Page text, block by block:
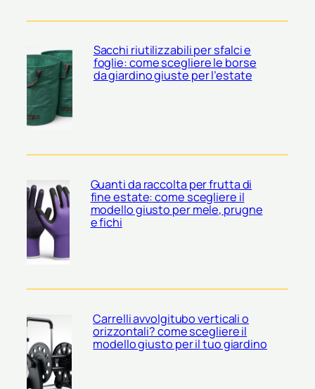
Sacchi riutilizzabili per sfalci e
foglie: come scegliere le borse
da giardino giuste per l’estate
Guanti da raccolta per frutta di
fine estate: come scegliere il
modello giusto per mele, prugne
e fichi
Carrelli avvolgitubo verticali o
orizzontali? come scegliere il
modello giusto per il tuo giardino